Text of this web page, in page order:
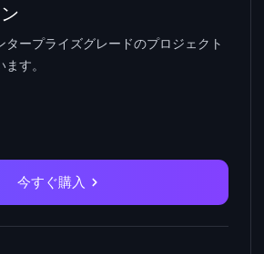
タープライズグレードのプロジェクト
す。
今すぐ購入